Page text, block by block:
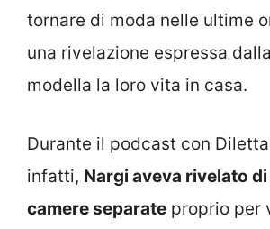
tornare di moda nelle ultime
una rivelazione espressa
modella la loro vita in casa.
Durante il podcast con
infatti, Nargi aveva rivelato
camere separate proprio per